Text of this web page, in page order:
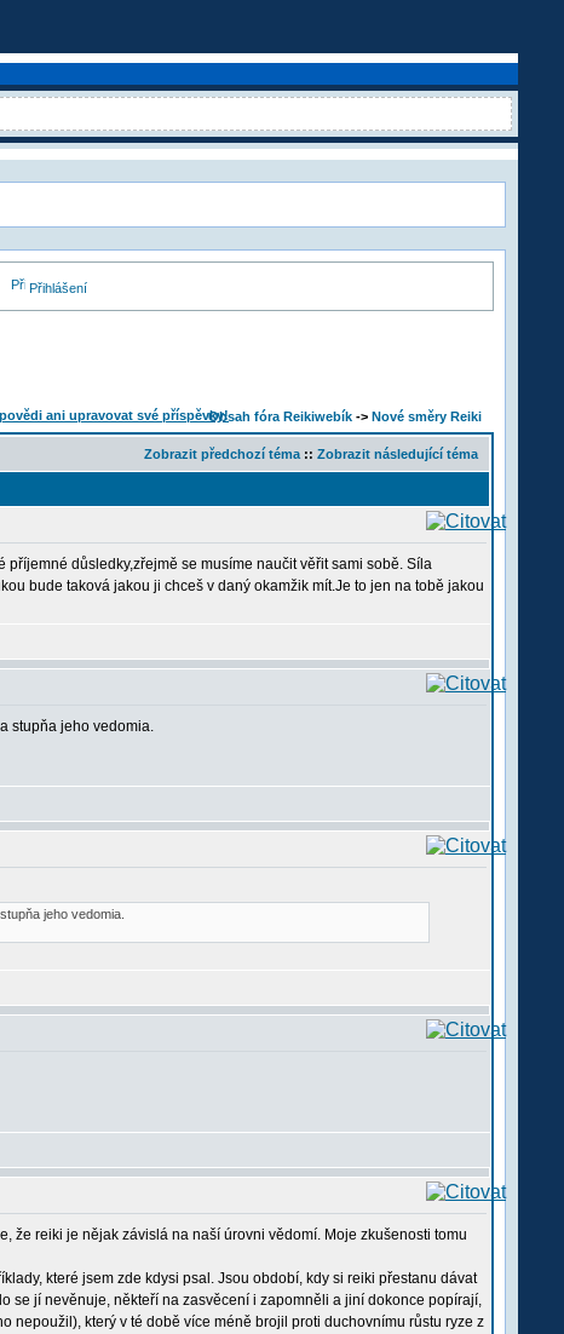
Přihlášení
Obsah fóra Reikiwebík -> Nové směry Reiki
Zobrazit předchozí téma :: Zobrazit následující téma
důsledky,zřejmě se musíme naučit věřit sami sobě. Síla
bude taková jakou ji chceš v daný okamžik mít.Je to jen na tobě jakou
stupňa jeho vedomia.
jeho vedomia.
že reiki je nějak závislá na naší úrovni vědomí. Moje zkušenosti tomu
které jsem zde kdysi psal. Jsou období, kdy si reiki přestanu dávat
se jí nevěnuje, někteří na zasvěcení i zapomněli a jiní dokonce popírají,
nepoužil), který v té době více méně brojil proti duchovnímu růstu ryze z